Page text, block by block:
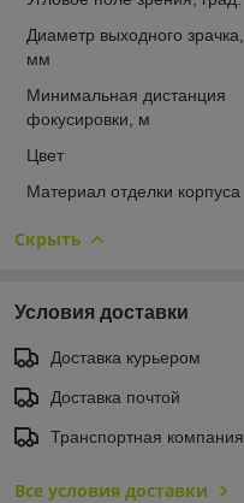
Диаметр выходного зрачка,
мм
Минимальная дистанция
фокусировки, м
Цвет
Материал отделки корпуса
Скрыть
Условия доставки
Доставка курьером
Доставка почтой
Транспортная компания
Все условия доставки